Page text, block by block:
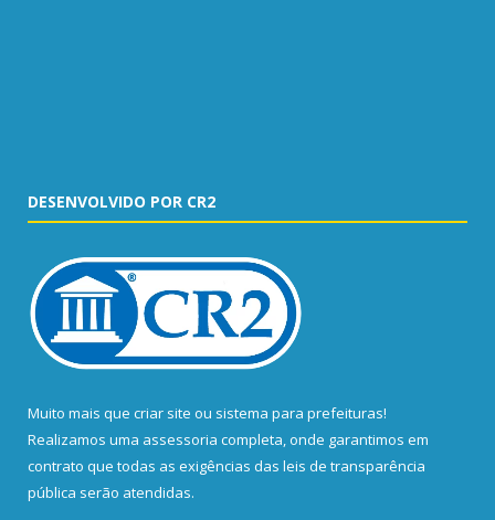
DESENVOLVIDO POR CR2
Muito mais que criar site ou sistema para prefeituras!
Realizamos uma assessoria completa, onde garantimos em
contrato que todas as exigências das leis de transparência
pública serão atendidas.